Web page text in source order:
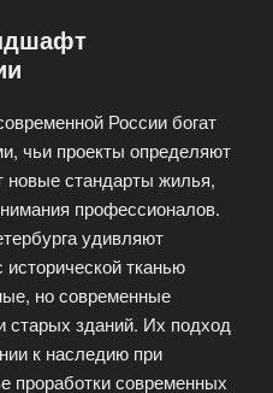
России богат
чьи проекты определяют
новые стандарты жилья,
профессионалов.
удивляют
тканью
но современные
старых зданий. Их подход
к наследию при
проработки современных